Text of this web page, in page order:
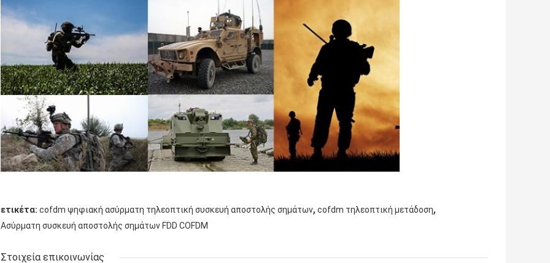
ετικέτα: cofdm ψηφιακή ασύρματη τηλεοπτική συσκευή αποστολής σημάτων, cofdm τηλεοπτική μετάδοση,
Ασύρματη συσκευή αποστολής σημάτων FDD COFDM
Στοιχεία επικοινωνίας